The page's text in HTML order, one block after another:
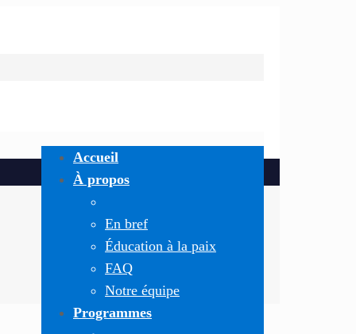
Accueil
À propos
En bref
Éducation à la paix
FAQ
Notre équipe
Programmes